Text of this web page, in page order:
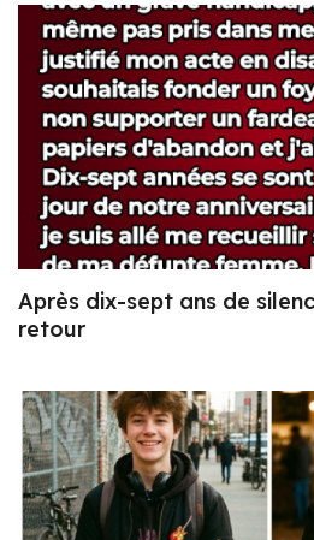
Après dix-sept ans de
retour